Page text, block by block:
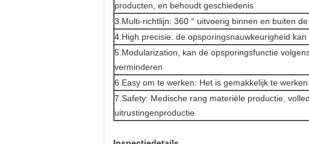
producten, en behoudt geschiedenis
3.Multi-richtlijn: 360 ° uitvoerig binnen en buiten
4.High precisie: de opsporingsnauwkeurigheid kan
5.Modularization, kan de opsporingsfunctie
verminderen
6.Easy om te werken: Het is gemakkelijk te
7.Safety: Medische rang materiële productie,
uitrustingenproductie